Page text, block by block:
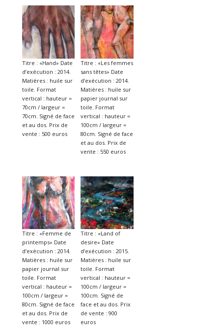
Titre : «Hand» Date
d’exécution : 2014.
Matières : huile sur
toile. Format
vertical : hauteur =
70cm / largeur =
70cm. Signé de face
et au dos. Prix de
vente : 500 euros
Titre : «Les femmes
sans têtes» Date
d’exécution : 2014.
Matières : huile sur
papier journal sur
toile. Format
vertical : hauteur =
100cm / largeur =
80cm. Signé de face
et au dos. Prix de
vente : 550 euros
Titre : «Femme de
printemps» Date
d’exécution : 2014.
Matières : huile sur
papier journal sur
toile. Format
vertical : hauteur =
100cm / largeur =
80cm. Signé de face
et au dos. Prix de
vente : 1000 euros
Titre : «Land of
desire» Date
d’exécution : 2015.
Matières : huile sur
toile. Format
vertical : hauteur =
100cm / largeur =
100cm. Signé de
face et au dos. Prix
de vente : 900
euros